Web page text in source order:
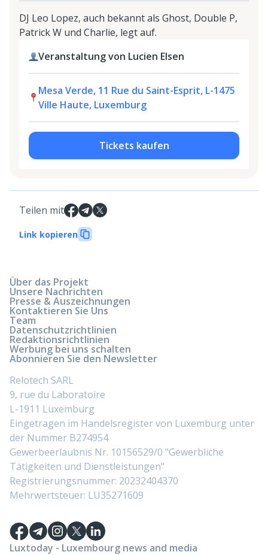
DJ Leo Lopez, auch bekannt als Ghost, Double P,
Patrick W und Charlie, legt auf.
Veranstaltung von Lucien Elsen
Mesa Verde, 11 Rue du Saint-Esprit, L-1475
Ville Haute, Luxemburg
Tickets kaufen
Teilen mit
Link kopieren
Über das Projekt
Unsere Nachrichten
Presse & Auszeichnungen
Kontaktieren Sie Uns
Team
Datenschutzrichtlinien
Redaktionsrichtlinien
Werbung bei uns schalten
Abonnieren Sie den Newsletter
Relotech SARL
9, rue du Laboratoire
L-1911 Luxemburg
Eingetragen im Handelsregister von Luxemburg unter
der Nummer B274954
Gewerbeerlaubnis Nr. 10156529/0 "Gewerbliche
Tätigkeiten und Dienstleistungen"
Registrierungsnummer: 20232404370
Mehrwertsteuer: LU35271609
Luxtoday - Luxembourg news and media